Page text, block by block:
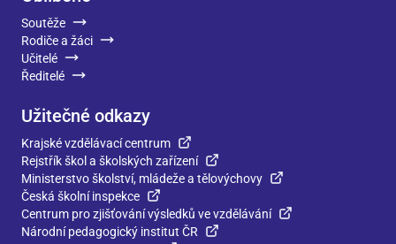
Soutěže
Rodiče a žáci
Učitelé
Ředitelé
Užitečné odkazy
Krajské vzdělávací centrum
Rejstřík škol a školských zařízení
Ministerstvo školství, mládeže a tělovýchovy
Česká školní inspekce
Centrum pro zjišťování výsledků ve vzdělávání
Národní pedagogický institut ČR